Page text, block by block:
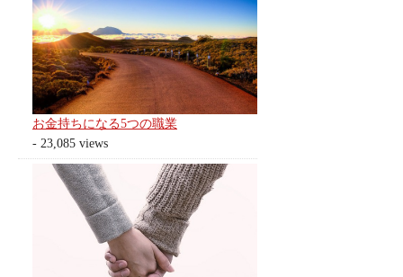
お金持ちになる5つの職業
- 23,085 views